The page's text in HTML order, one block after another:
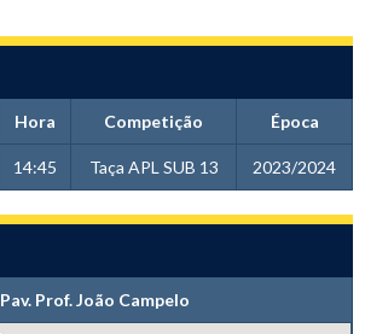
Hora Competição Época
14:45 Taça APL SUB 13 2023/2024
Pav. Prof. João Campelo